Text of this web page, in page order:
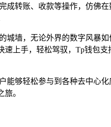
成转账、收款等操作，仿佛
城墙，无论外界的数字风暴
上手，轻松驾驭，Tp钱包支
能够轻松参与到各种去中心
。